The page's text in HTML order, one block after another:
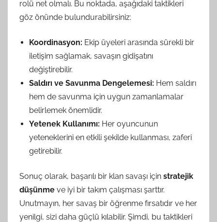
rolü net olmalı. Bu noktada, aşağıdaki taktikleri
göz önünde bulundurabilirsiniz:
Koordinasyon: Ekip üyeleri arasında sürekli bir
iletişim sağlamak, savaşın gidişatını
değiştirebilir.
Saldırı ve Savunma Dengelemesi: Hem saldırı
hem de savunma için uygun zamanlamalar
belirlemek önemlidir.
Yetenek Kullanımı: Her oyuncunun
yeteneklerini en etkili şekilde kullanması, zaferi
getirebilir.
Sonuç olarak, başarılı bir klan savaşı için stratejik
düşünme ve iyi bir takım çalışması şarttır.
Unutmayın, her savaş bir öğrenme fırsatıdır ve her
yenilgi, sizi daha güçlü kılabilir. Şimdi, bu taktikleri